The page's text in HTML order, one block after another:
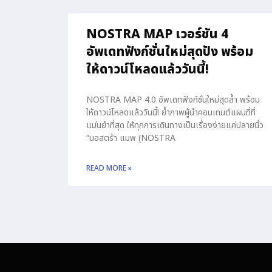
NOSTRA MAP เวอร์ชัน 4
อัพเดทฟังก์ชั่นใหม่สุดปัง พร้อม
ให้ดาวน์โหลดแล้ววันนี้!
NOSTRA MAP 4.0 อัพเดทฟังก์ชั่นใหม่สุดล้ำ พร้อม
ให้ดาวน์โหลดแล้ววันนี้! ย้ำภาพผู้นำคอนเทนต์แผนที่ที่
แม่นยำที่สุด ให้ทุกการเดินทางเป็นเรื่องง่ายแค่ปลายนิ้ว
“นอสตร้า แมพ (NOSTRA
READ MORE »